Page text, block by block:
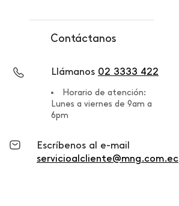
Contáctanos
Llámanos 02 3333 422
Horario de atención:
Lunes a viernes de 9am a
6pm
Escríbenos al e-mail
servicioalcliente@mng.com.ec